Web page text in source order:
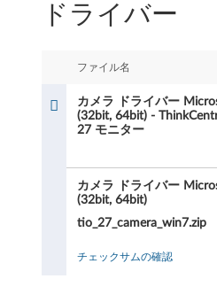
ラ
M
ドライバー
ファイル名
カメラ ドライバー
(32bit, 64bit) -
27 モニター
カメラ ドライバー
(32bit, 64bit)
tio_27_camera_win7.zip
チェックサムの確認